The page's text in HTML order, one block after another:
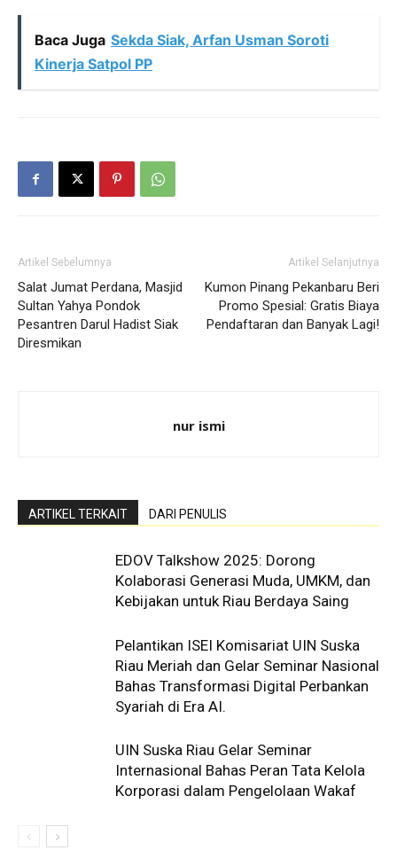
Baca Juga Sekda Siak, Arfan Usman Soroti
Kinerja Satpol PP
Artikel Sebelumnya
Salat Jumat Perdana, Masjid
Sultan Yahya Pondok
Pesantren Darul Hadist Siak
Diresmikan
Artikel Selanjutnya
Kumon Pinang Pekanbaru Beri
Promo Spesial: Gratis Biaya
Pendaftaran dan Banyak Lagi!
nur ismi
ARTIKEL TERKAIT DARI PENULIS
EDOV Talkshow 2025: Dorong
Kolaborasi Generasi Muda, UMKM, dan
Kebijakan untuk Riau Berdaya Saing
Pelantikan ISEI Komisariat UIN Suska
Riau Meriah dan Gelar Seminar Nasional
Bahas Transformasi Digital Perbankan
Syariah di Era AI.
UIN Suska Riau Gelar Seminar
Internasional Bahas Peran Tata Kelola
Korporasi dalam Pengelolaan Wakaf